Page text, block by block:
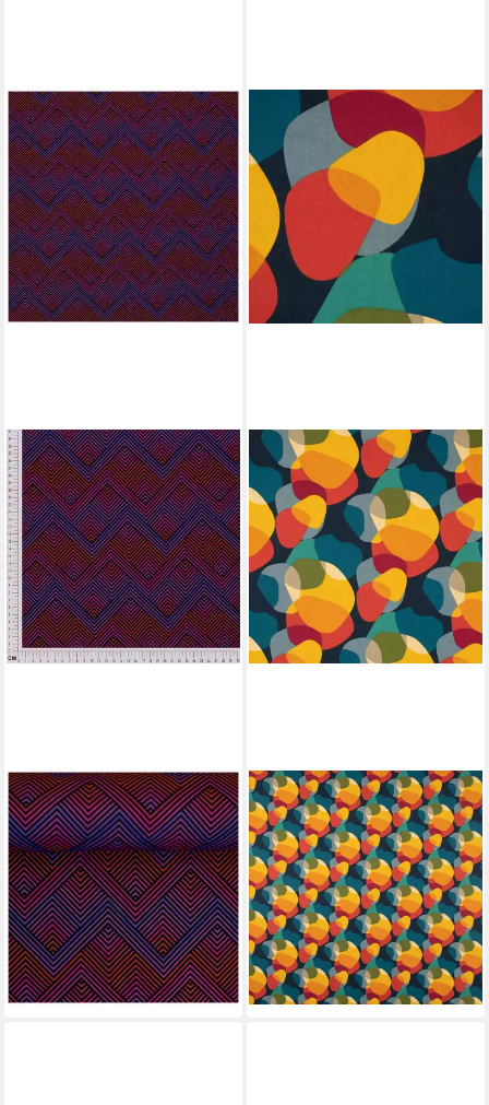
MADDMA
Stoff Canvas-Stoff Abby
Zickzack-Muster 1/2
Meterware 150cm breit,
Muster 1
10,29 €
(13,72 €/ 1 qm)
lieferbar - in 4-5 Werktagen bei dir
SCHÖNER LEBEN.
Stoff Baumwollstoff
Meterware Dekostoff Sixties
Retro Formen bunt 1,60m
9,95 €
(9,95 €/ 1 m)
lieferbar - in 4-5 Werktagen bei dir